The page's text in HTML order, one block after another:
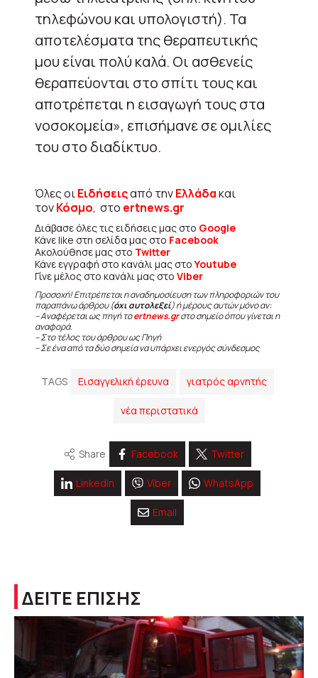
τηλεφώνου και υπολογιστή). Τα
αποτελέσματα της θεραπευτικής
μου είναι πολύ καλά. Οι ασθενείς
θεραπεύονται στο σπίτι τους και
αποτρέπεται η εισαγωγή τους στα
νοσοκομεία», επισήμανε σε ομιλίες
του στο διαδίκτυο.
Όλες οιΕιδήσειςαπό τηνΕλλάδακαι
τονΚόσμο, στο ertnews.gr
Διάβασε όλες τις ειδήσεις μας στο Google
Κάνε like στη σελίδα μας στο Facebook
Ακολούθησε μας στο Twitter
Κάνε εγγραφή στο κανάλι μας στοYoutube
Γίνε μέλος στο κανάλι μας στο Viber
Προσοχή! Επιτρέπεται η αναδημοσίευση των πληροφοριών του
παραπάνω άρθρου (όχι αυτολεξεί) ή μέρους αυτών μόνο αν:
– Αναφέρεται ως πηγή τοertnews.grστο σημείο όπου γίνεται η
αναφορά.
– Στο τέλος του άρθρου ως Πηγή
– Σε ένα από τα δύο σημεία να υπάρχει ενεργός σύνδεσμος
TAGS Eισαγγελική έρευνα γιατρός αρνητής
νέα περιστατικά
Share Facebook Twitter
Linkedin Viber WhatsApp
Email
ΔΕΙΤΕ ΕΠΙΣΗΣ